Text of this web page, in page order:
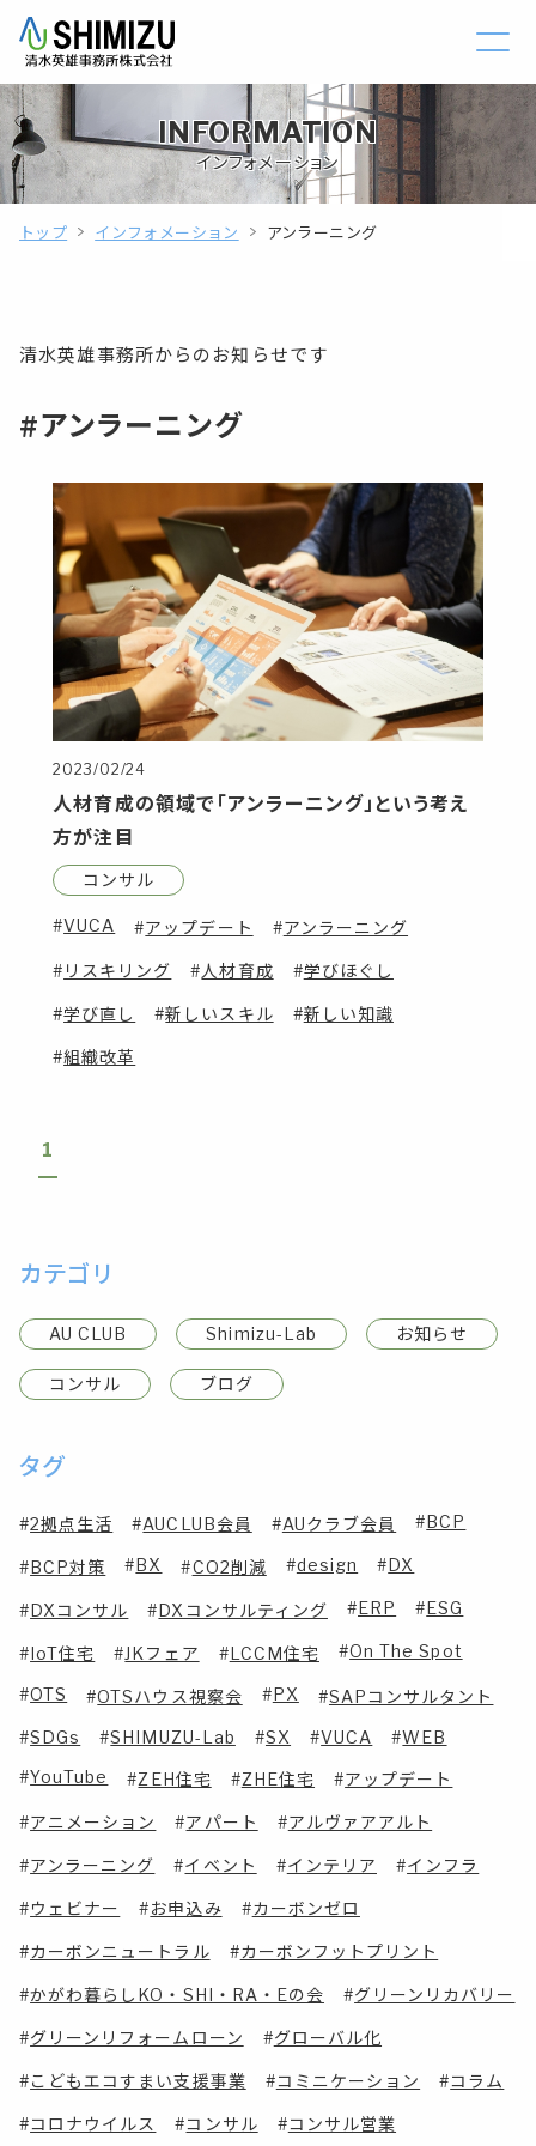
INFORMATION
インフォメーション
トップ インフォメーション アンラーニング
清水英雄事務所からのお知らせです
#アンラーニング
2023/02/24
人材育成の領域で「アンラーニング」という考え
方が注目
コンサル
VUCA アップデート アンラーニング
リスキリング 人材育成 学びほぐし
学び直し 新しいスキル 新しい知識
組織改革
1
カテゴリ
AU CLUB Shimizu-Lab お知らせ
コンサル ブログ
タグ
2拠点生活 AUCLUB会員 AUクラブ会員 BCP
BCP対策 BX CO2削減 design DX
DXコンサル DXコンサルティング ERP ESG
IoT住宅 JKフェア LCCM住宅 On The Spot
OTS OTSハウス視察会 PX
SAPコンサルタント
SDGs
SHIMUZU-Lab SX VUCA
WEB
YouTube
ZEH住宅 ZHE住宅 アップデート
アニメーション アパート アルヴァアアルト
アンラーニング イベント インテリア インフラ
ウェビナー お申込み カーボンゼロ
カーボンニュートラル カーボンフットプリント
かがわ暮らしKO・SHI・RA・Eの会 グリーンリカバリー
グリーンリフォームローン グローバル化
こどもエコすまい支援事業 コミニケーション コラム
コロナウイルス コンサル コンサル営業